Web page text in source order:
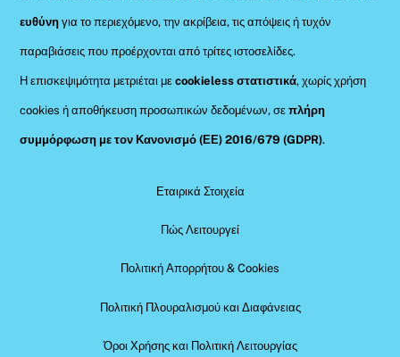
ευθύνη για το περιεχόμενο, την ακρίβεια, τις απόψεις ή τυχόν
παραβιάσεις που προέρχονται από τρίτες ιστοσελίδες.
Η επισκεψιμότητα μετριέται μεcookieless στατιστικά, χωρίς χρήση
cookies ή αποθήκευση προσωπικών δεδομένων, σεπλήρη
συμμόρφωση με τον Κανονισμό (ΕΕ) 2016/679 (GDPR).
Εταιρικά Στοιχεία
Πώς Λειτουργεί
Πολιτική Απορρήτου & Cookies
Πολιτική Πλουραλισμού και Διαφάνειας
Όροι Χρήσης και Πολιτική Λειτουργίας